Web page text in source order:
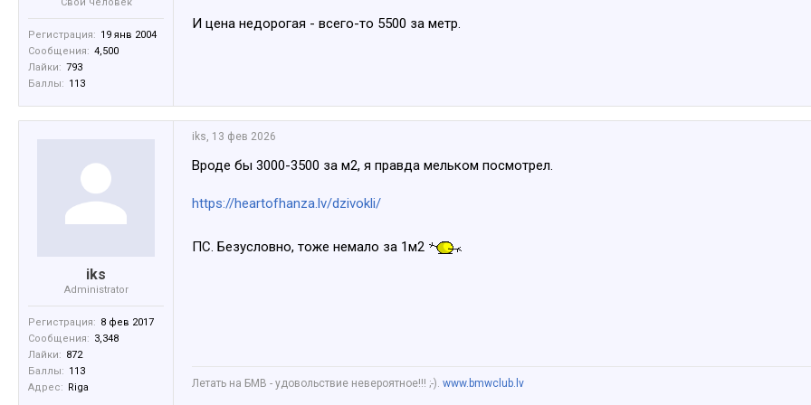
Регистрация: 19 янв 2004
Сообщения: 4,500
Лайки: 793
Баллы: 113
И цена недорогая - всего-то 5500 за метр.
iks
Administrator
Регистрация: 8 фев 2017
Сообщения: 3,348
Лайки: 872
Баллы: 113
Адрес: Riga
iks, 13 фев 2026
Вроде бы 3000-3500 за м2, я правда мельком посмотрел.
https://heartofhanza.lv/dzivokli/
ПС. Безусловно, тоже немало за 1м2
Летать на БМВ - удовольствие невероятное!!! ;-). www.bmwclub.lv